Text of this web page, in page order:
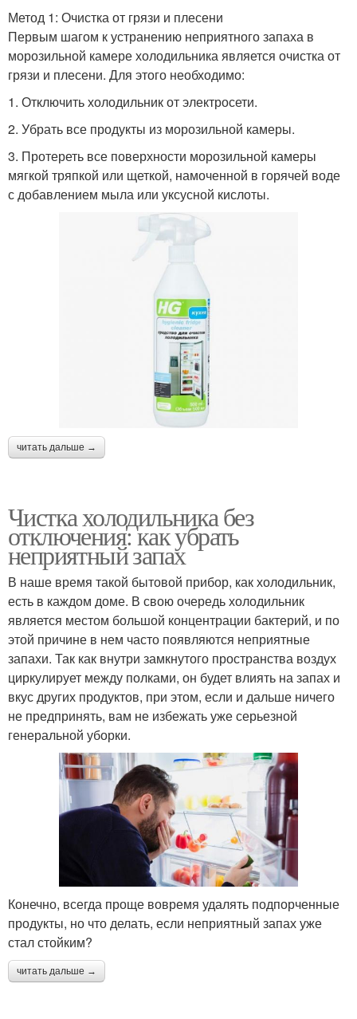
Метод 1: Очистка от грязи и плесени
Первым шагом к устранению неприятного запаха в
морозильной камере холодильника является очистка от
грязи и плесени. Для этого необходимо:
1. Отключить холодильник от электросети.
2. Убрать все продукты из морозильной камеры.
3. Протереть все поверхности морозильной камеры
мягкой тряпкой или щеткой, намоченной в горячей воде
с добавлением мыла или уксусной кислоты.
читать дальше →
Чистка холодильника без
отключения: как убрать
неприятный запах
В наше время такой бытовой прибор, как холодильник,
есть в каждом доме. В свою очередь холодильник
является местом большой концентрации бактерий, и по
этой причине в нем часто появляются неприятные
запахи. Так как внутри замкнутого пространства воздух
циркулирует между полками, он будет влиять на запах и
вкус других продуктов, при этом, если и дальше ничего
не предпринять, вам не избежать уже серьезной
генеральной уборки.
Конечно, всегда проще вовремя удалять подпорченные
продукты, но что делать, если неприятный запах уже
стал стойким?
читать дальше →